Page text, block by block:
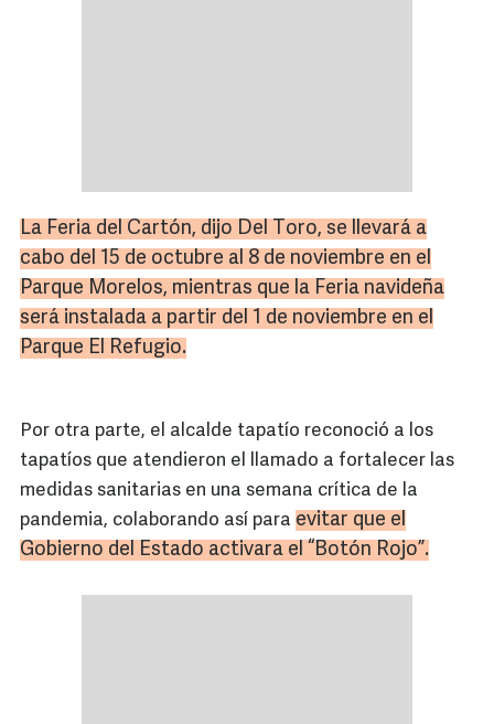
La Feria del Cartón, dijo Del Toro, se llevará a
cabo del 15 de octubre al 8 de noviembre en el
Parque Morelos, mientras que la Feria navideña
será instalada a partir del 1 de noviembre en el
Parque El Refugio.
Por otra parte, el alcalde tapatío reconoció a los
tapatíos que atendieron el llamado a fortalecer las
medidas sanitarias en una semana crítica de la
pandemia, colaborando así para evitar que el
Gobierno del Estado activara el “Botón Rojo”.